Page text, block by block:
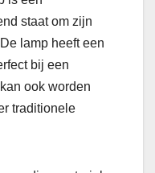
staat om zijn
lamp heeft een
bij een
ook worden
traditionele